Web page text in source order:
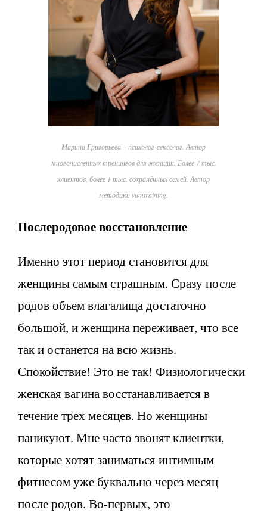
Марина Григорьева – психолог-сексолог. Автор
многочисленных тренингов для женщин. Более 7 тыс.
клиентов, более 1 тыс. сохранённых семей. Автор
методики vumtraining.
Послеродовое восстановление
Именно этот период становится для
женщины самым страшным. Сразу после
родов объем влагалища достаточно
большой, и женщина переживает, что все
так и останется на всю жизнь.
Спокойствие! Это не так! Физиологически
женская вагина восстанавливается в
течение трех месяцев. Но женщины
паникуют. Мне часто звонят клиентки,
которые хотят заниматься интимным
фитнесом уже буквально через месяц
после родов. Во-первых, это